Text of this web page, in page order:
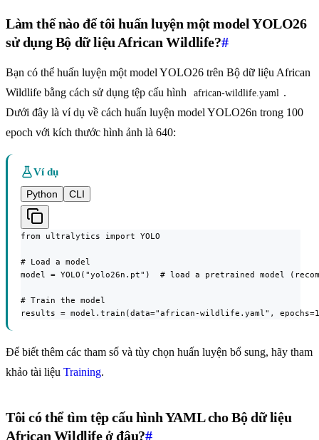
Làm thế nào để tôi huấn luyện một model YOLO26
sử dụng Bộ dữ liệu African Wildlife?#
Bạn có thể huấn luyện một model YOLO26 trên Bộ dữ liệu African
Wildlife bằng cách sử dụng tệp cấu hình
african-wildlife.yaml .
Dưới đây là ví dụ về cách huấn luyện model YOLO26n trong 100
epoch với kích thước hình ảnh là 640:
Ví dụ
Python
CLI
from ultralytics import YOLO
# Load a model
model = YOLO("yolo26n.pt")  # load a pretrained model
# Train the model
results = model.train(data="african-wildlife.yaml",
Để biết thêm các tham số và tùy chọn huấn luyện bổ sung, hãy tham
khảo tài liệu Training.
Tôi có thể tìm tệp cấu hình YAML cho Bộ dữ liệu
African Wildlife ở đâu?#